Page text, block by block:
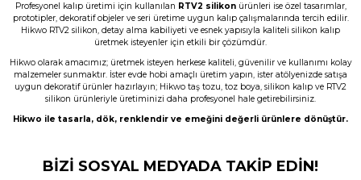
Ürün çok güzel hediye için teşekkür
ederim
Firmanın hizmet ve iletişiminden
memnunum
A... G... | 21/04/2026
Taş tozu rengi ve dokusu çok güzel ,
Profesyonel kalıp üretimi için kullanılan RTV2 silikonürünleri ise özel tasarımlar,
prototipler, dekoratif objeler ve seri üretime uygun kalıp çalışmalarında tercih edilir.
Hikwo RTV2 silikon, detay alma kabiliyeti ve esnek yapısıyla kaliteli silikon kalıp
üretmek isteyenler için etkili bir çözümdür.
Hikwo olarak amacımız; üretmek isteyen herkese kaliteli, güvenilir ve kullanımı kolay
malzemeler sunmaktır. İster evde hobi amaçlı üretim yapın, ister atölyenizde satışa
uygun dekoratif ürünler hazırlayın; Hikwo taş tozu, toz boya, silikon kalıp ve RTV2
silikon ürünleriyle üretiminizi daha profesyonel hale getirebilirsiniz.
Hikwo ile tasarla, dök, renklendir ve emeğini değerli ürünlere dönüştür.
BİZİ SOSYAL MEDYADA TAKİP EDİN!